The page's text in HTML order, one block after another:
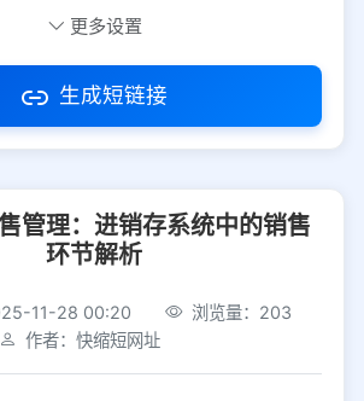
电商平台
免链接被拦截
更多设置
生成短链接
管理：进销存系统中的销售
环节解析
11-28 00:20
浏览量：203
作者：快缩短网址